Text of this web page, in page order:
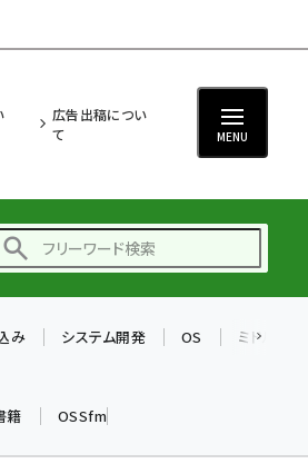
広告出稿につい
て
MENU
仲間と築いた勝利の絆～
み システム開発 OS ミドルウェア
籍 OSSfm